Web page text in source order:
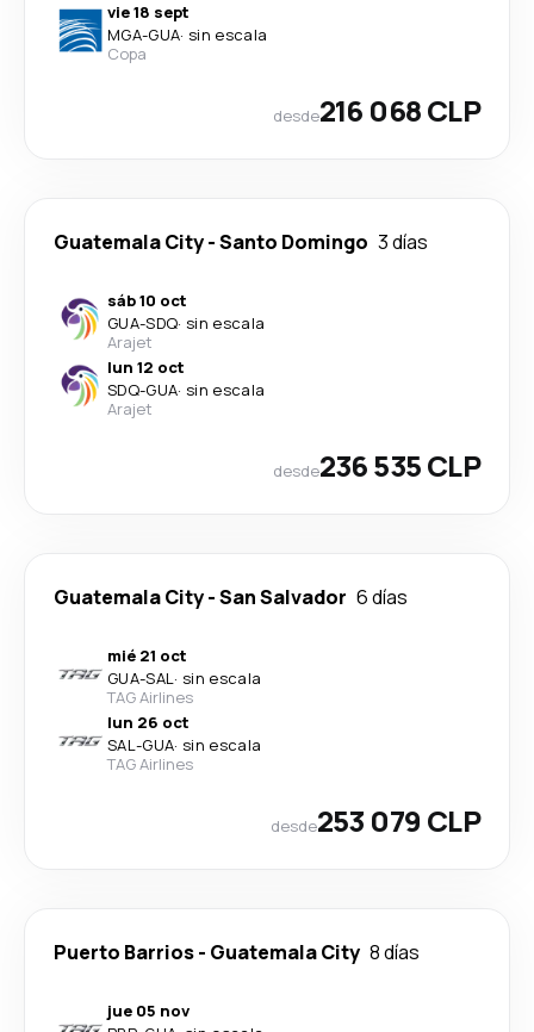
vie 18 sept
MGA-GUA· sin escala
Copa
desde216 068 CLP
Guatemala City-Santo Domingo 3 días
sáb 10 oct
GUA-SDQ· sin escala
Arajet
lun 12 oct
SDQ-GUA· sin escala
Arajet
desde236 535 CLP
Guatemala City-San Salvador 6 días
mié 21 oct
GUA-SAL· sin escala
TAG Airlines
lun 26 oct
SAL-GUA· sin escala
TAG Airlines
desde253 079 CLP
Puerto Barrios- Guatemala City 8 días
jue 05 nov